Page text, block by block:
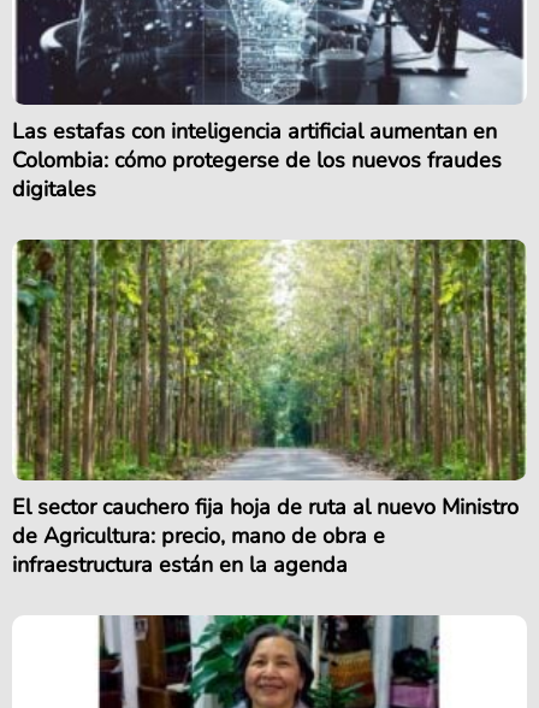
Las estafas con inteligencia artificial aumentan en
Colombia: cómo protegerse de los nuevos fraudes
digitales
El sector cauchero fija hoja de ruta al nuevo Ministro
de Agricultura: precio, mano de obra e
infraestructura están en la agenda